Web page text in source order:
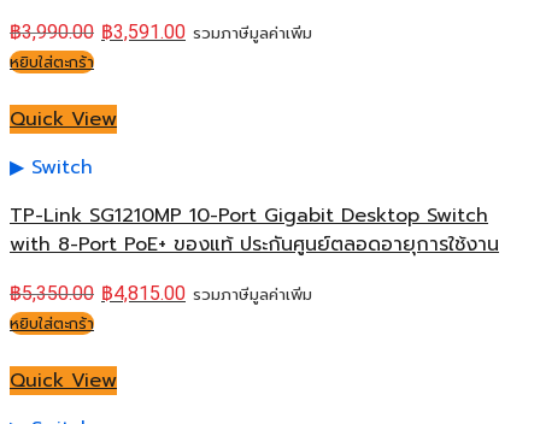
฿3,990.00 ฿3,591.00 รวมภาษีมูลค่าเพิ่ม
หยิบใส่ตะกร้า
Quick View
Switch
TP-Link SG1210MP 10-Port Gigabit Desktop Switch
with 8-Port PoE+ ของแท้ ประกันศูนย์ตลอดอายุการใช้งาน
฿5,350.00 ฿4,815.00 รวมภาษีมูลค่าเพิ่ม
หยิบใส่ตะกร้า
Quick View